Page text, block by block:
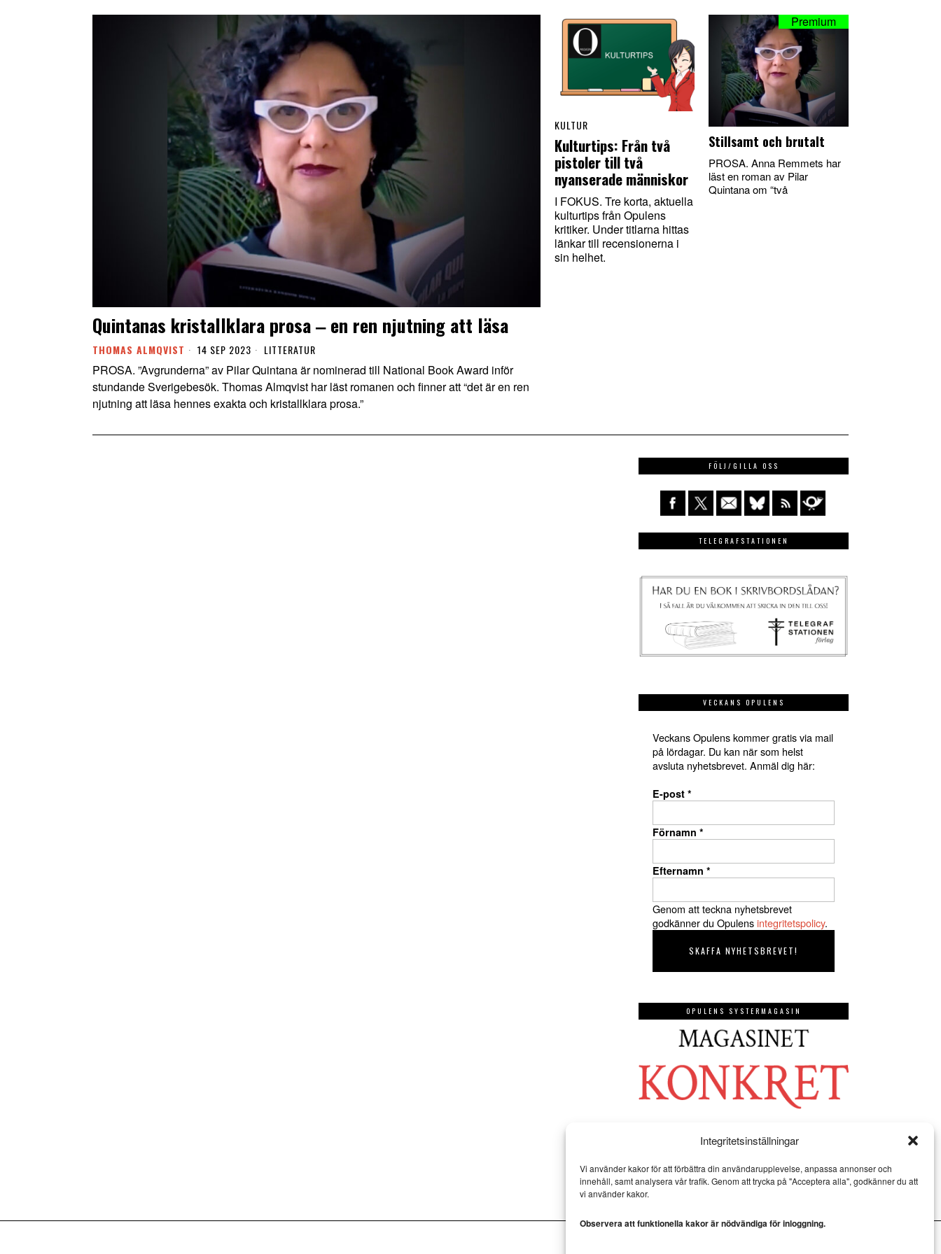
Integritetsinställningar
Vi använder kakor för att förbättra din användarupplevelse, anpassa annonser och
innehåll, samt analysera vår trafik. Genom att trycka på "Acceptera alla", godkänner du att
vi använder kakor.
Observera att funktionella kakor är nödvändiga för inloggning.
Quintanas kristallklara prosa ‒ en ren njutning att läsa
THOMAS ALMQVIST 14 SEP 2023 LITTERATUR
PROSA. ”Avgrunderna” av Pilar Quintana är nominerad till National Book Award inför
stundande Sverigebesök. Thomas Almqvist har läst romanen och finner att “det är en ren
njutning att läsa hennes exakta och kristallklara prosa.”
KULTUR
Kulturtips: Från två
pistoler till två
nyanserade människor
I FOKUS. Tre korta, aktuella
kulturtips från Opulens
kritiker. Under titlarna hittas
länkar till recensionerna i
sin helhet.
Stillsamt och brutalt
PROSA. Anna Remmets har
läst en roman av Pilar
Quintana om “två
FÖLJ/GILLA OSS
TELEGRAFSTATIONEN
VECKANS OPULENS
Veckans Opulens kommer gratis via mail
på lördagar. Du kan när som helst
avsluta nyhetsbrevet. Anmäl dig här:
E-post *
Förnamn *
Efternamn *
Genom att teckna nyhetsbrevet
godkänner du Opulensintegritetspolicy.
OPULENS SYSTERMAGASIN